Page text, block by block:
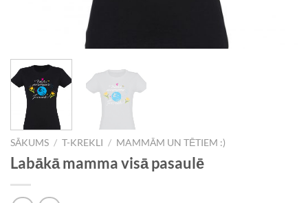
SĀKUMS / T-KREKLI / MAMMĀM UN TĒTIEM :)
Labākā mamma visā pasaulē